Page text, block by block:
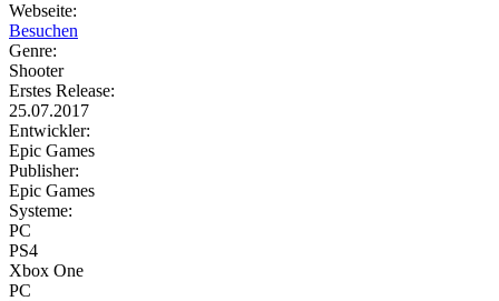
Webseite:
Besuchen
Genre:
Shooter
Erstes Release:
25.07.2017
Entwickler:
Epic Games
Publisher:
Epic Games
Systeme:
PC
PS4
Xbox One
PC